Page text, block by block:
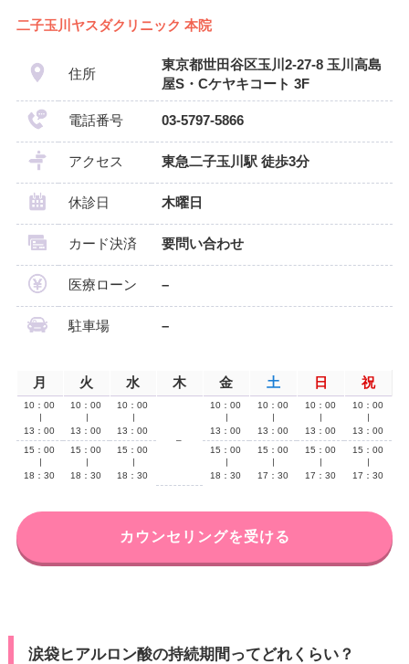
二子玉川ヤスダクリニック 本院
住所
東京都世田谷区玉川2-27-8 玉川高島
屋S・Cケヤキコート 3F
電話番号 03-5797-5866
アクセス 東急二子玉川駅 徒歩3分
休診日 木曜日
カード決済 要問い合わせ
医療ローン –
駐車場 –
月 火 水 木 金 土 日 祝
10：00
13：00
10：00
13：00
10：00
13：00
–
10：00
13：00
10：00
13：00
10：00
13：00
10：00
13：00
15：00
18：30
15：00
18：30
15：00
18：30
15：00
18：30
15：00
17：30
15：00
17：30
15：00
17：30
カウンセリングを受ける
涙袋ヒアルロン酸の持続期間ってどれくらい？